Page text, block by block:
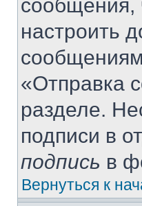
сообщения,
настроить
«Отправка
разделе.
подписи в
подпись в
Вернуться к